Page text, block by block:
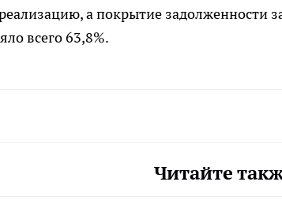
а покрытие задолженности
всего 63,8%.
Читайте